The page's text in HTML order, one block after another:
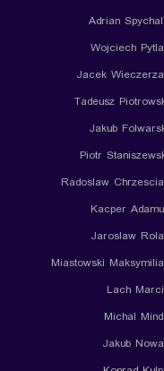
Adrian
Wojciech
Jacek
Tadeusz
Jakub
Piotr
Radoslaw
Kacper
Jaroslaw
Miastowski
Lach
Michal
Jakub